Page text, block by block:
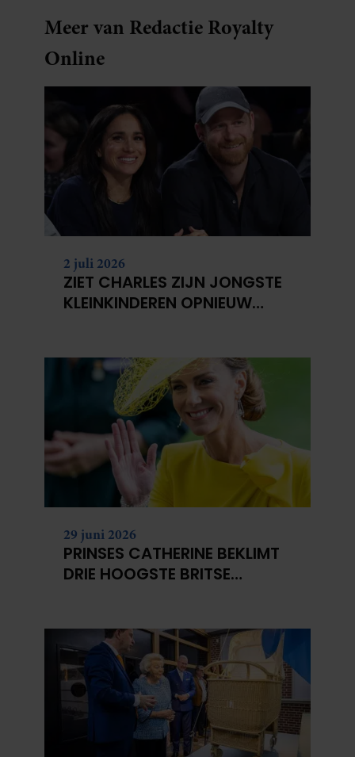
Meer van Redactie Royalty
Online
2 juli 2026
ZIET CHARLES ZIJN JONGSTE
KLEINKINDEREN OPNIEUW
29 juni 2026
PRINSES CATHERINE BEKLIMT
DRIE HOOGSTE BRITSE